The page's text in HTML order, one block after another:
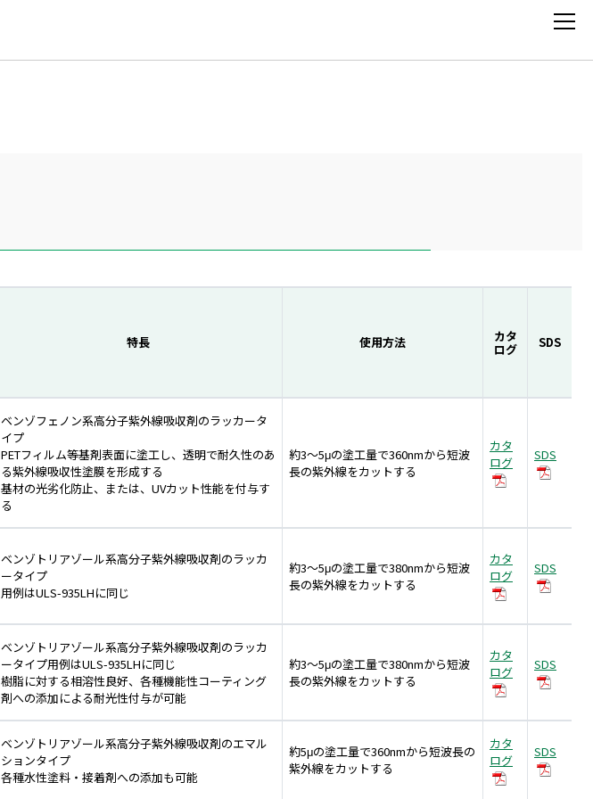
構造別製品
お問い合わせ
(open a new window)
特長
使用方法 カタ
ログ
SDS
ベンゾフェノン系高分子紫外線吸収剤のラッカータ
イプ
PETフィルム等基剤表面に塗工し、透明で耐久性のあ
る紫外線吸収性塗膜を形成する
基材の光劣化防止、または、UVカット性能を付与す
る
約3～5μの塗工量で360nmから短波
長の紫外線をカットする
カタ
ログ
SDS
ベンゾトリアゾール系高分子紫外線吸収剤のラッカ
ータイプ
用例はULS-935LHに同じ
約3～5μの塗工量で380nmから短波
長の紫外線をカットする
カタ
ログ
SDS
ベンゾトリアゾール系高分子紫外線吸収剤のラッカ
ータイプ用例はULS-935LHに同じ
樹脂に対する相溶性良好、各種機能性コーティング
剤への添加による耐光性付与が可能
約3～5μの塗工量で380nmから短波
長の紫外線をカットする
カタ
ログ
SDS
ベンゾトリアゾール系高分子紫外線吸収剤のエマル
ションタイプ
各種水性塗料・接着剤への添加も可能
約5μの塗工量で360nmから短波長の
紫外線をカットする
カタ
ログ
SDS